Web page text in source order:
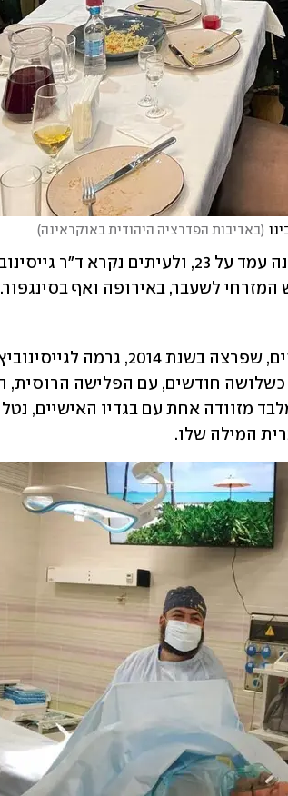
(באדיבות הפדרציה היהודית באוקראינה)
לשעבר, באירופה ואף בסינגפור.
המילה שלו.